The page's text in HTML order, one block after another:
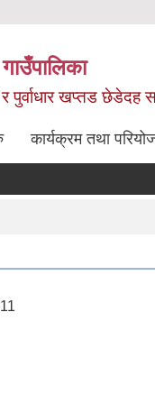
र पुर्वाधार खप्तड छेडेदह
कार्यक्रम तथा